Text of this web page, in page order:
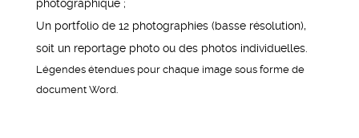
photographique ;
Un portfolio de 12 photographies (basse résolution),
soit un reportage photo ou des photos individuelles.
Légendes étendues pour chaque image sous forme de
document Word.